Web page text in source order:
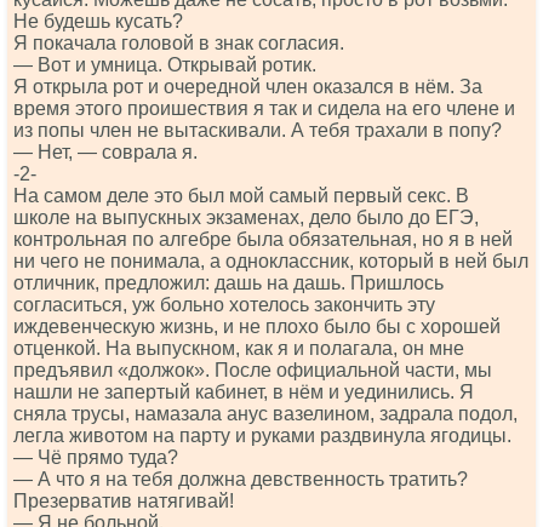
Не будешь кусать?
Я покачала головой в знак согласия.
— Вот и умница. Открывай ротик.
Я открыла рот и очередной член оказался в нём. За
время этого проишествия я так и сидела на его члене и
из попы член не вытаскивали. А тебя трахали в попу?
— Нет, — соврала я.
-2-
На самом деле это был мой самый первый секс. В
школе на выпускных экзаменах, дело было до ЕГЭ,
контрольная по алгебре была обязательная, но я в ней
ни чего не понимала, а одноклассник, который в ней был
отличник, предложил: дашь на дашь. Пришлось
согласиться, уж больно хотелось закончить эту
иждевенческую жизнь, и не плохо было бы с хорошей
отценкой. На выпускном, как я и полагала, он мне
предъявил «должок». После официальной части, мы
нашли не запертый кабинет, в нём и уединились. Я
сняла трусы, намазала анус вазелином, задрала подол,
легла животом на парту и руками раздвинула ягодицы.
— Чё прямо туда?
— А что я на тебя должна девственность тратить?
Презерватив натягивай!
— Я не больной.